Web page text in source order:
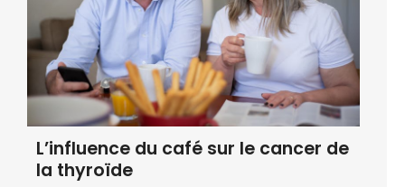
L’influence du café sur le cancer de
la thyroïde